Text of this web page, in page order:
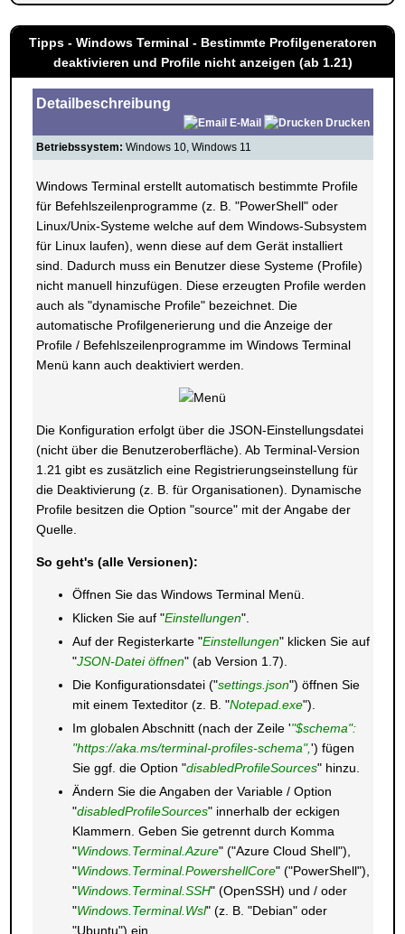
Tipps - Windows Terminal - Bestimmte Profilgeneratoren
deaktivieren und Profile nicht anzeigen (ab 1.21)
Detailbeschreibung
E-Mail
Drucken
Betriebssystem: Windows 10, Windows 11
Windows Terminal erstellt automatisch bestimmte Profile
für Befehlszeilenprogramme (z. B. "PowerShell" oder
Linux/Unix-Systeme welche auf dem Windows-Subsystem
für Linux laufen), wenn diese auf dem Gerät installiert
sind. Dadurch muss ein Benutzer diese Systeme (Profile)
nicht manuell hinzufügen. Diese erzeugten Profile werden
auch als "dynamische Profile" bezeichnet. Die
automatische Profilgenerierung und die Anzeige der
Profile / Befehlszeilenprogramme im Windows Terminal
Menü kann auch deaktiviert werden.
Die Konfiguration erfolgt über die JSON-Einstellungsdatei
(nicht über die Benutzeroberfläche). Ab Terminal-Version
1.21 gibt es zusätzlich eine Registrierungseinstellung für
die Deaktivierung (z. B. für Organisationen). Dynamische
Profile besitzen die Option "source" mit der Angabe der
Quelle.
So geht's (alle Versionen):
Öffnen Sie das Windows Terminal Menü.
Klicken Sie auf "Einstellungen".
Auf der Registerkarte "Einstellungen" klicken Sie auf
"JSON-Datei öffnen" (ab Version 1.7).
Die Konfigurationsdatei ("settings.json") öffnen Sie
mit einem Texteditor (z. B. "Notepad.exe").
Im globalen Abschnitt (nach der Zeile '"$schema":
"https://aka.ms/terminal-profiles-schema",') fügen
Sie ggf. die Option "disabledProfileSources" hinzu.
Ändern Sie die Angaben der Variable / Option
"disabledProfileSources" innerhalb der eckigen
Klammern. Geben Sie getrennt durch Komma
"Windows.Terminal.Azure" ("Azure Cloud Shell"),
"Windows.Terminal.PowershellCore" ("PowerShell"),
"Windows.Terminal.SSH" (OpenSSH) und / oder
"Windows.Terminal.Wsl" (z. B. "Debian" oder
"Ubuntu") ein.